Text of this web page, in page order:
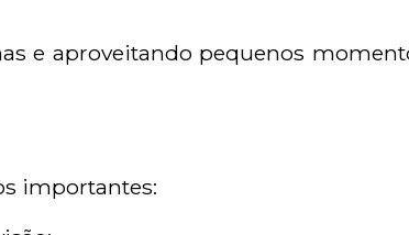
e aproveitando pequenos
importantes: